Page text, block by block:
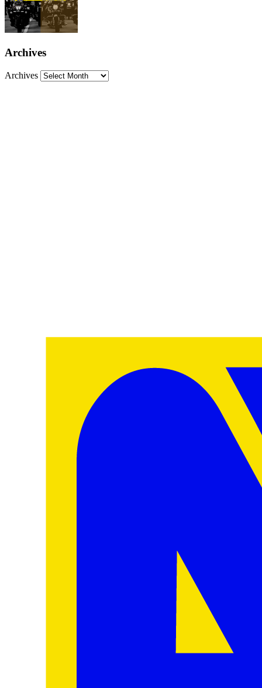
Archives
Archives